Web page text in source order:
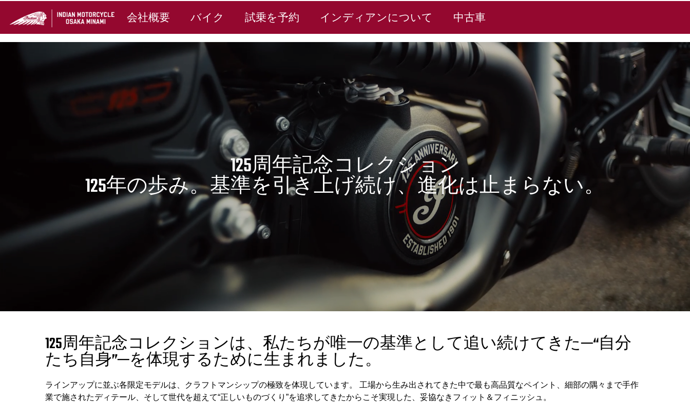
会社概要 バイク 試乗を予約 インディアンについて 中古車
125周年記念コレクション
125年の歩み。基準を引き上げ続け、進化は止まらない。
125周年記念コレクションは、私たちが唯一の基準として追い続けてきた─“自分
たち自身”─を体現するために生まれました。
ラインアップに並ぶ各限定モデルは、クラフトマンシップの極致を体現しています。 工場から生み出されてきた中で最も高品質なペイント、細部の隅々まで手作
業で施されたディテール、そして世代を超えて“正しいものづくり”を追求してきたからこそ実現した、妥協なきフィット＆フィニッシュ。